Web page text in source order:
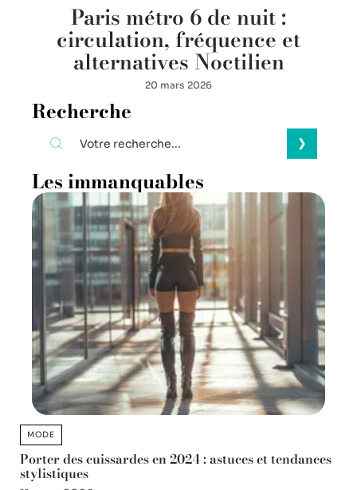
Paris métro 6 de nuit :
circulation, fréquence et
alternatives Noctilien
20 mars 2026
Recherche
Les immanquables
MODE
Porter des cuissardes en 2024 : astuces et tendances
stylistiques